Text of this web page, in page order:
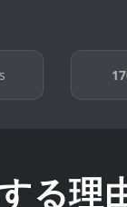
理